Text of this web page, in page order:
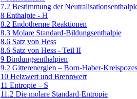
7.2 Bestimmung der
8 Enthalpie - H
8.2 Endotherme Reaktionen
8.3 Molare Standard-Bildungsenthalpie
8.6 Satz von Hess
8.6 Satz von Hess - Teil II
9 Bindungsenthalpien
9.2 Gitterenergien – Born-Haber-
10 Heizwert und Brennwert
11 Entropie – S
11.2 Die molare Standard-Entropie